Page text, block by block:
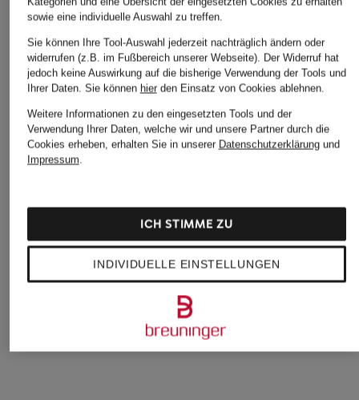
CLAUDIE PIERLOT
Wide Leg Jeans
+Aktionsrabatt
97,99 €
Bestpreis:159,90 €
+Aktionsrabatt
Bestpreis:50,99 €
Ursprünglich:
sowie eine individuelle Auswahl zu treffen.
Sie können Ihre Tool-Auswahl jederzeit nachträglich ändern oder
widerrufen (z.B. im Fußbereich unserer Webseite). Der Widerruf hat
jedoch keine Auswirkung auf die bisherige Verwendung der Tools und
Ihrer Daten. Sie können hierden Einsatz von Cookies ablehnen.
Weitere Informationen zu den eingesetzten Tools und der
Verwendung Ihrer Daten, welche wir und unsere Partner durch die
Cookies erheben, erhalten Sie in unserer Datenschutzerklärungund
Impressum.
INDIVIDUELLE EINSTELLUNGEN
ICH STIMME ZU